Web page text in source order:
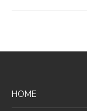
HOME